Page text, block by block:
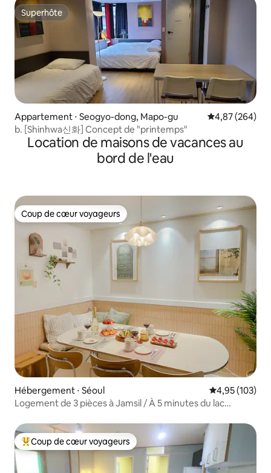
Superhôte
Superhôte
Appartement ⋅ Seogyo-dong, Mapo-gu Évaluation
4,87 (264)
b. [Shinhwa신화] Concept de "printemps"
Location de maisons de vacances au
bord de l'eau
Coup de cœur voyageurs
Coup de cœur voyageurs
Hébergement ⋅ Séoul Évaluation
4,95 (103)
Logement de 3 pièces à Jamsil / À 5 minutes du lac
Tower / KSPO / Situé à proximité de 3 lignes de métro /
Pour 8 personnes maximum
Coups de cœur voyageurs les plus appréciés
Coup de cœur voyageurs